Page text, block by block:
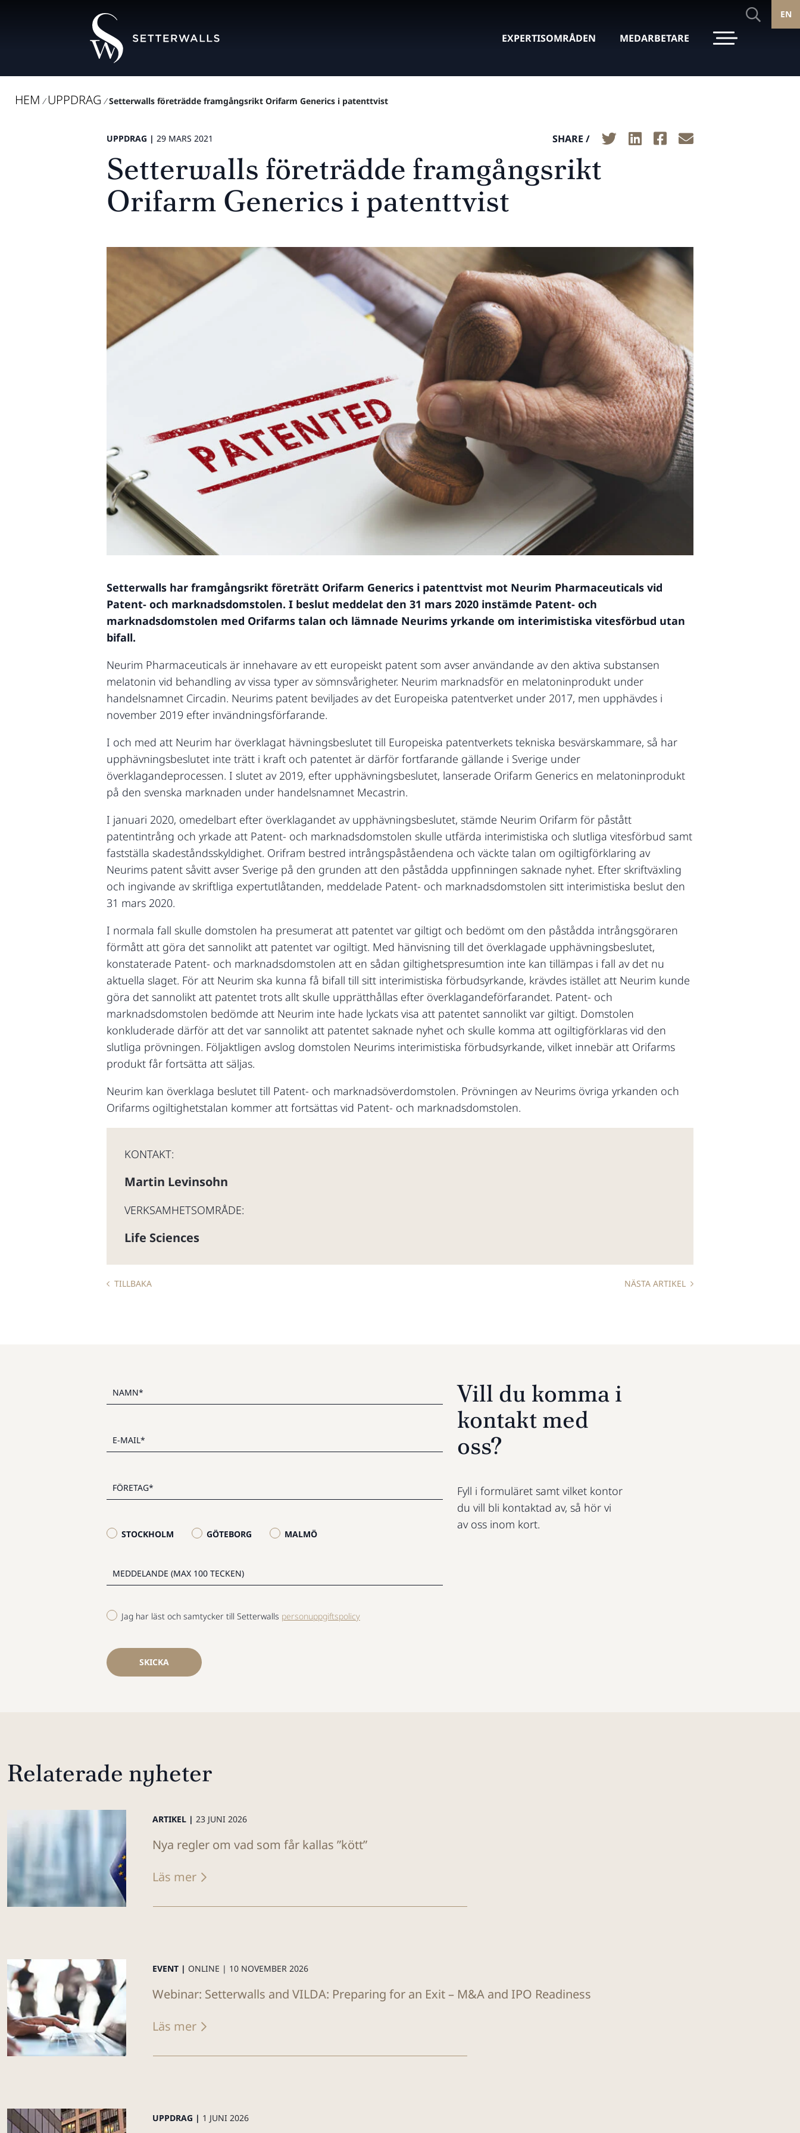
EXPERTISOMRÅDEN MEDARBETARE
EN
HEM / UPPDRAG / Setterwalls företrädde framgångsrikt Orifarm Generics i patenttvist
UPPDRAG | 29 MARS 2021 SHARE /
Setterwalls företrädde framgångsrikt
Orifarm Generics i patenttvist
Setterwalls har framgångsrikt företrätt Orifarm Generics i patenttvist mot Neurim Pharmaceuticals vid
Patent- och marknadsdomstolen. I beslut meddelat den 31 mars 2020 instämde Patent- och
marknadsdomstolen med Orifarms talan och lämnade Neurims yrkande om interimistiska vitesförbud utan
bifall.
Neurim Pharmaceuticals är innehavare av ett europeiskt patent som avser användande av den aktiva substansen
melatonin vid behandling av vissa typer av sömnsvårigheter. Neurim marknadsför en melatoninprodukt under
handelsnamnet Circadin. Neurims patent beviljades av det Europeiska patentverket under 2017, men upphävdes i
november 2019 efter invändningsförfarande.
I och med att Neurim har överklagat hävningsbeslutet till Europeiska patentverkets tekniska besvärskammare, så har
upphävningsbeslutet inte trätt i kraft och patentet är därför fortfarande gällande i Sverige under
överklagandeprocessen. I slutet av 2019, efter upphävningsbeslutet, lanserade Orifarm Generics en melatoninprodukt
på den svenska marknaden under handelsnamnet Mecastrin.
I januari 2020, omedelbart efter överklagandet av upphävningsbeslutet, stämde Neurim Orifarm för påstått
patentintrång och yrkade att Patent- och marknadsdomstolen skulle utfärda interimistiska och slutliga vitesförbud samt
fastställa skadeståndsskyldighet. Orifram bestred intrångspåståendena och väckte talan om ogiltigförklaring av
Neurims patent såvitt avser Sverige på den grunden att den påstådda uppfinningen saknade nyhet. Efter skriftväxling
och ingivande av skriftliga expertutlåtanden, meddelade Patent- och marknadsdomstolen sitt interimistiska beslut den
31 mars 2020.
I normala fall skulle domstolen ha presumerat att patentet var giltigt och bedömt om den påstådda intrångsgöraren
förmått att göra det sannolikt att patentet var ogiltigt. Med hänvisning till det överklagade upphävningsbeslutet,
konstaterade Patent- och marknadsdomstolen att en sådan giltighetspresumtion inte kan tillämpas i fall av det nu
aktuella slaget. För att Neurim ska kunna få bifall till sitt interimistiska förbudsyrkande, krävdes istället att Neurim kunde
göra det sannolikt att patentet trots allt skulle upprätthållas efter överklagandeförfarandet. Patent- och
marknadsdomstolen bedömde att Neurim inte hade lyckats visa att patentet sannolikt var giltigt. Domstolen
konkluderade därför att det var sannolikt att patentet saknade nyhet och skulle komma att ogiltigförklaras vid den
slutliga prövningen. Följaktligen avslog domstolen Neurims interimistiska förbudsyrkande, vilket innebär att Orifarms
produkt får fortsätta att säljas.
Neurim kan överklaga beslutet till Patent- och marknadsöverdomstolen. Prövningen av Neurims övriga yrkanden och
Orifarms ogiltighetstalan kommer att fortsättas vid Patent- och marknadsdomstolen.
KONTAKT:
Martin Levinsohn
VERKSAMHETSOMRÅDE:
Life Sciences
TILLBAKA NÄSTA ARTIKEL
STOCKHOLM GÖTEBORG MALMÖ
Jag har läst och samtycker till Setterwalls personuppgiftspolicy
SKICKA
Vill du komma i
kontakt med
oss?
Fyll i formuläret samt vilket kontor
du vill bli kontaktad av, så hör vi
av oss inom kort.
Relaterade nyheter
ARTIKEL | 23 JUNI 2026
Nya regler om vad som får kallas ”kött”
Läs mer
EVENT | ONLINE | 10 NOVEMBER 2026
Webinar: Setterwalls and VILDA: Preparing for an Exit – M&A and IPO Readiness
Läs mer
UPPDRAG | 1 JUNI 2026